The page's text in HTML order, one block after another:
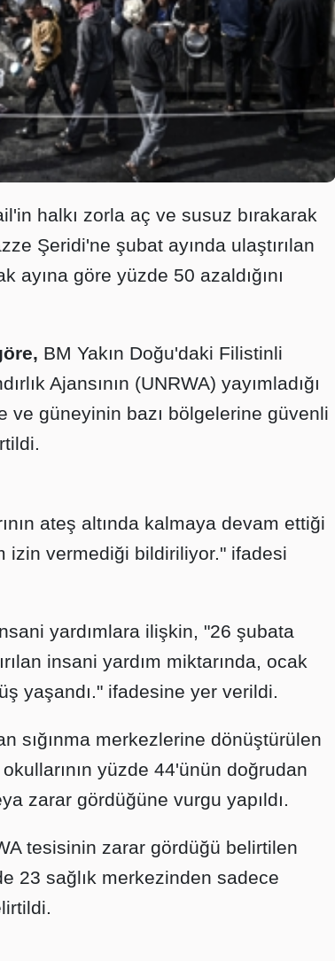
halkı zorla aç ve susuz bırakarak
Şeridi'ne şubat ayında ulaştırılan
ayına göre yüzde 50 azaldığını
BM Yakın Doğu'daki Filistinli
Ajansının (UNRWA) yayımladığı
ve güneyinin bazı bölgelerine güvenli
ateş altında kalmaya devam ettiği
izin vermediği bildiriliyor." ifadesi
yardımlara ilişkin, "26 şubata
insani yardım miktarında, ocak
yaşandı." ifadesine yer verildi.
sığınma merkezlerine dönüştürülen
yüzde 44'ünün doğrudan
zarar gördüğüne vurgu yapıldı.
tesisinin zarar gördüğü belirtilen
23 sağlık merkezinden sadece